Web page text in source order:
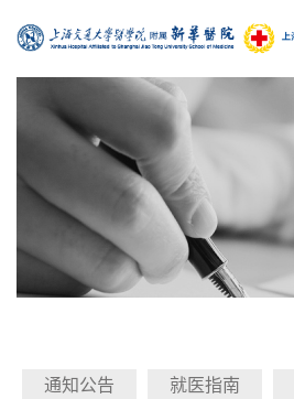
通知公告 就医指南